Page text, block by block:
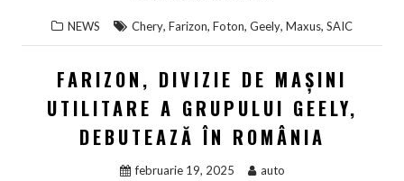
NEWS Chery, Farizon, Foton, Geely, Maxus, SAIC
FARIZON, DIVIZIE DE MAȘINI
UTILITARE A GRUPULUI GEELY,
DEBUTEAZĂ ÎN ROMÂNIA
februarie 19, 2025 auto